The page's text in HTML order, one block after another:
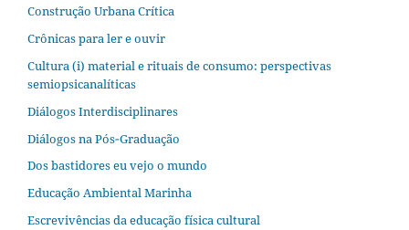
Construção Urbana Crítica
Crônicas para ler e ouvir
Cultura (i) material e rituais de consumo: perspectivas
semiopsicanalíticas
Diálogos Interdisciplinares
Diálogos na Pós‐Graduação
Dos bastidores eu vejo o mundo
Educação Ambiental Marinha
Escrevivências da educação física cultural